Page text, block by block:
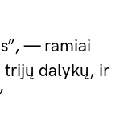
— ramiai
trijų dalykų, ir